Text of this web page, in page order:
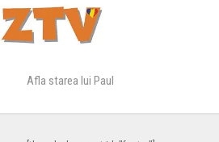
Afla starea lui Paul